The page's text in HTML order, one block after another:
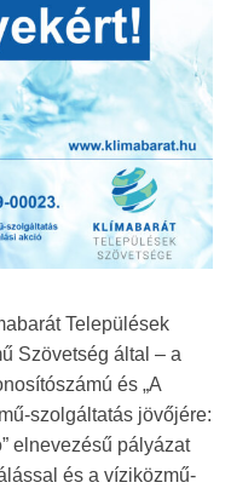
Települések
Szövetség által – a
és „A
szolgáltatás jövőjére:
elnevezésű pályázat
és a víziközmű-